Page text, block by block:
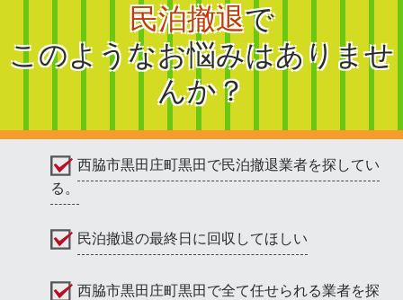
民泊撤退で
このようなお悩みはありませ
んか？
西脇市黒田庄町黒田で民泊撤退業者を探してい
る。
民泊撤退の最終日に回収してほしい
西脇市黒田庄町黒田で全て任せられる業者を探